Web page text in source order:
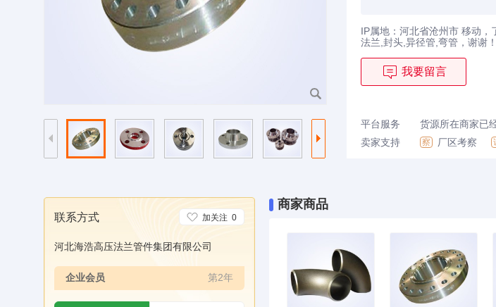
IP属地：河北省沧州市 移动，
法兰,封头,异径管,弯管，谢谢！
 我要留言
平台服务
货源所在商家已
卖家支持
察 厂区考察
联系方式 加关注 0
河北海浩高压法兰管件集团有限公司
企业会员 第2年
商家商品